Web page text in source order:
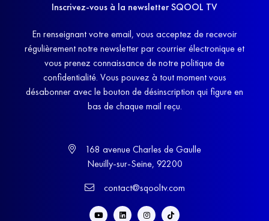
Inscrivez-vous à la newsletter SQOOL TV
En renseignant votre email, vous acceptez de recevoir
régulièrement notre newsletter par courrier électronique et
vous prenez connaissance de notre politique de
confidentialité. Vous pouvez à tout moment vous
désabonner avec le bouton de désinscription qui figure en
bas de chaque mail reçu.
168 avenue Charles de Gaulle
Neuilly-sur-Seine, 92200
contact@sqooltv.com